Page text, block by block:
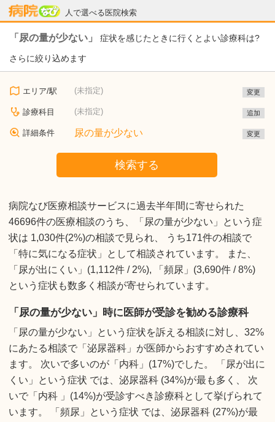
人で選べる医院検索
病院なび
「尿の量が少ない」 症状を感じたときに行くとよい診療科は?
さらに絞り込めます
エリア/駅 (未指定) 変更
診療科目 (未指定) 追加
詳細条件 尿の量が少ない 変更
検索する
病院なび医療相談サービスに過去半年間に寄せられた
46696件の医療相談のうち、「尿の量が少ない」という症
状は 1,030件(2%)の相談で見られ、 うち171件の相談で
「特に気になる症状」として相談されています。 また、
「尿が出にくい」(1,112件 / 2%), 「頻尿」(3,690件 / 8%)
という症状も数多く相談が寄せられています。
「尿の量が少ない」時に医師が受診を勧める診療科
「尿の量が少ない」という症状を訴える相談に対し、32%
にあたる相談で「泌尿器科」が医師からおすすめされてい
ます。 次いで多いのが「内科」(17%)でした。 「尿が出に
くい」という症状 では、泌尿器科 (34%)が最も多く、 次
いで「内科 」(14%)が受診すべき診療科として挙げられて
います。 「頻尿」という症状 では、泌尿器科 (27%)が最